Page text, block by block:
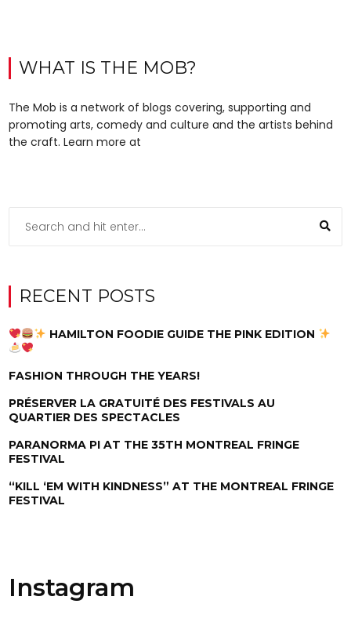
WHAT IS THE MOB?
The Mob is a network of blogs covering, supporting and
promoting arts, comedy and culture and the artists behind
the craft. Learn more at
RECENT POSTS
HAMILTON FOODIE GUIDE THE PINK EDITION
FASHION THROUGH THE YEARS!
PRÉSERVER LA GRATUITÉ DES FESTIVALS AU
QUARTIER DES SPECTACLES
PARANORMA PI AT THE 35TH MONTREAL FRINGE
FESTIVAL
“KILL ‘EM WITH KINDNESS” AT THE MONTREAL FRINGE
FESTIVAL
Instagram